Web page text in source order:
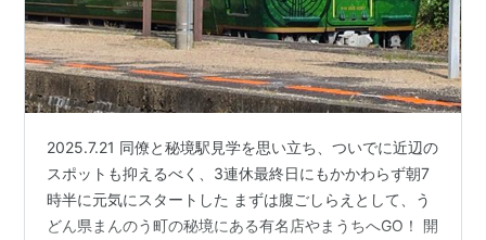
2025.7.21 同僚と秘境駅見学を思い立ち、ついでに近辺の
スポットも抑えるべく、3連休最終日にもかかわらず朝7
時半に元気にスタートした まずは腹ごしらえとして、う
どん県まんのう町の秘境にある有名店やまうちへGO！ 開